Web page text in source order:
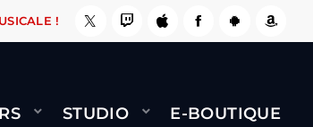
NAMI BERNARD MINET - FLY
!
STUDIO E-BOUTIQUE